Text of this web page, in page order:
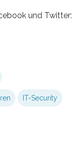
und Twitter:
IT-Security